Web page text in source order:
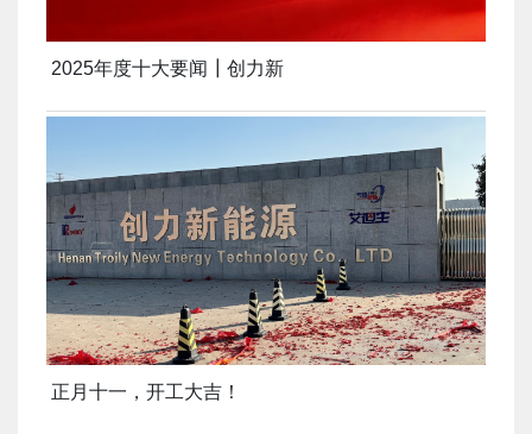
2025年度十大要闻┃创力新
正月十一，开工大吉！